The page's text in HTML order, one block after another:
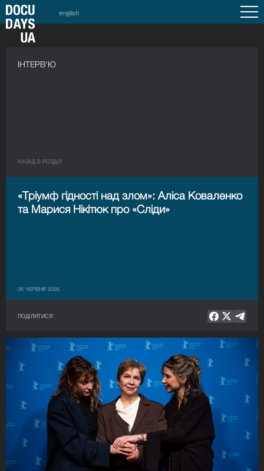
english
ІНТЕРВ'Ю
НАЗАД В РОЗДIЛ
«Тріумф гідності над злом»: Аліса Коваленко
та Марися Нікітюк про «Сліди»
06 ЧЕРВНЯ 2026
ПОДІЛИТИСЯ